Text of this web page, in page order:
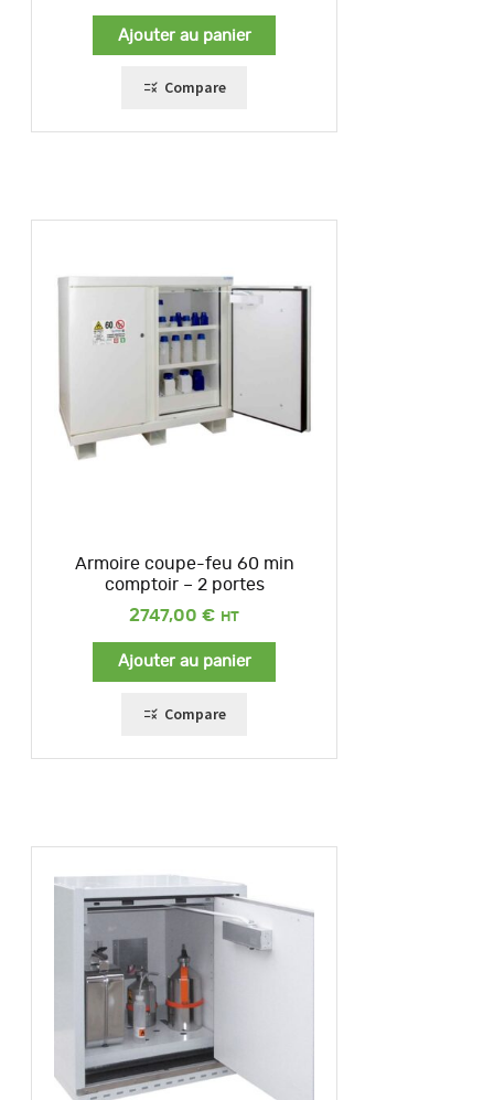
Ajouter au panier
Compare
Armoire coupe-feu 60 min
comptoir – 2 portes
2747,00 €
Ajouter au panier
Compare